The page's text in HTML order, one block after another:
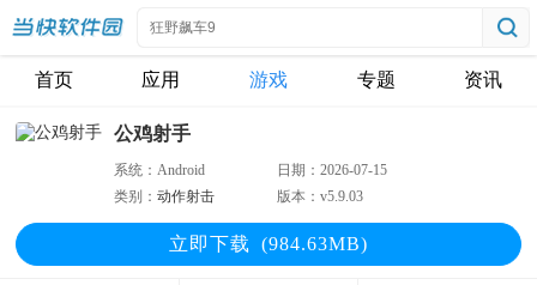
首页 应用 游戏 专题 资讯
公鸡射手
系统：Android 日期：2026-07-15
类别：动作射击 版本：v5.9.03
立即下载 (984.63MB)